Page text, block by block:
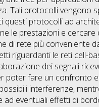
Tali protocolli vengono
protocolli ad
le prestazioni e
di rete più conveniente
riguardanti le reti cell-
dei segnali
poter fare un confronto
interferenze,
ad eventuali effetti di